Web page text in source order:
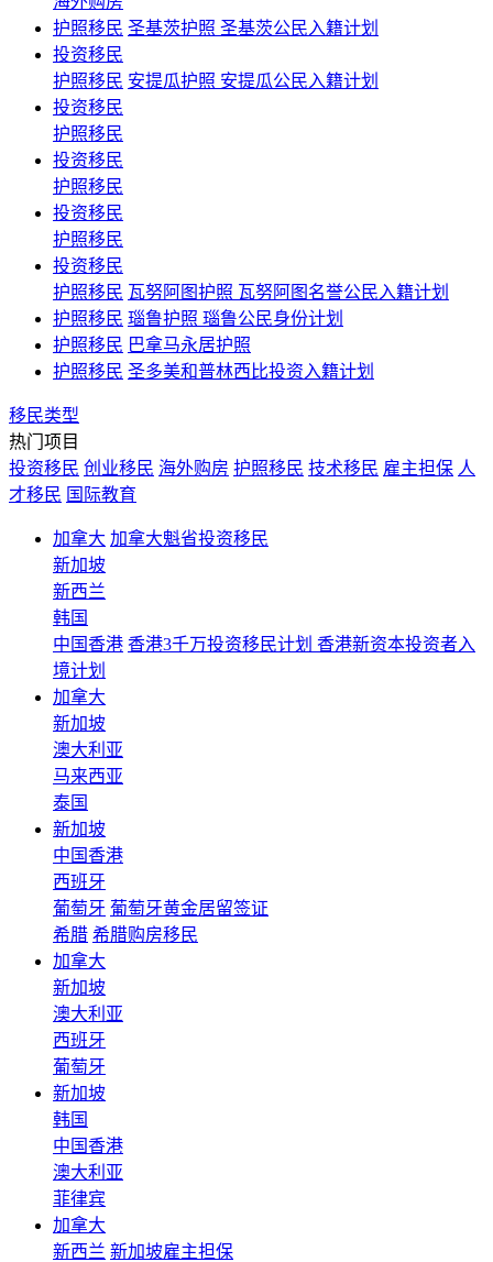
护照移民 圣基茨护照 圣基茨公民入籍计划
投资移民
护照移民 安提瓜护照 安提瓜公民入籍计划
投资移民
护照移民
投资移民
护照移民
投资移民
护照移民
投资移民
护照移民 瓦努阿图护照 瓦努阿图名誉公民入籍计划
护照移民 瑙鲁护照 瑙鲁公民身份计划
护照移民 巴拿马永居护照
护照移民 圣多美和普林西比投资入籍计划
移民类型
热门项目
投资移民 创业移民 海外购房 护照移民 技术移民 雇主担保 人
才移民 国际教育
加拿大 加拿大魁省投资移民
新加坡
新西兰
韩国
中国香港 香港3千万投资移民计划 香港新资本投资者入
境计划
加拿大
新加坡
澳大利亚
马来西亚
泰国
新加坡
中国香港
西班牙
葡萄牙 葡萄牙黄金居留签证
希腊 希腊购房移民
加拿大
新加坡
澳大利亚
西班牙
葡萄牙
新加坡
韩国
中国香港
澳大利亚
菲律宾
加拿大
新西兰 新加坡雇主担保